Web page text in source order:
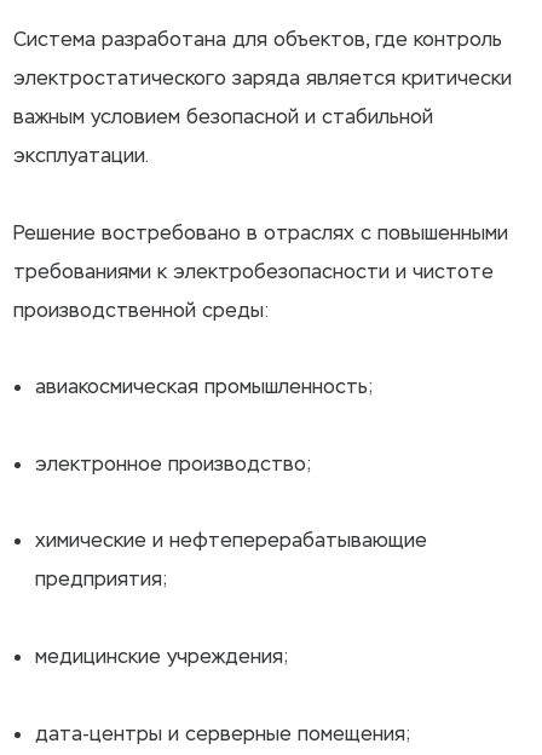
Система разработана для объектов, где контроль
электростатического заряда является критически
важным условием безопасной и стабильной
эксплуатации.
Решение востребовано в отраслях с повышенными
требованиями к электробезопасности и чистоте
производственной среды:
авиакосмическая промышленность;
электронное производство;
химические и нефтеперерабатывающие
предприятия;
медицинские учреждения;
дата-центры и серверные помещения;